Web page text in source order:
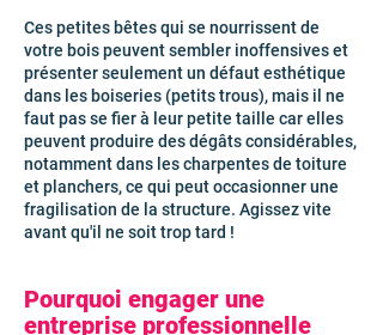
Ces petites bêtes qui se nourrissent de
votre bois peuvent sembler inoffensives et
présenter seulement un défaut esthétique
dans les boiseries (petits trous), mais il ne
faut pas se fier à leur petite taille car elles
peuvent produire des dégâts considérables,
notamment dans les charpentes de toiture
et planchers, ce qui peut occasionner une
fragilisation de la structure. Agissez vite
avant qu'il ne soit trop tard !
Pourquoi engager une
entreprise professionnelle